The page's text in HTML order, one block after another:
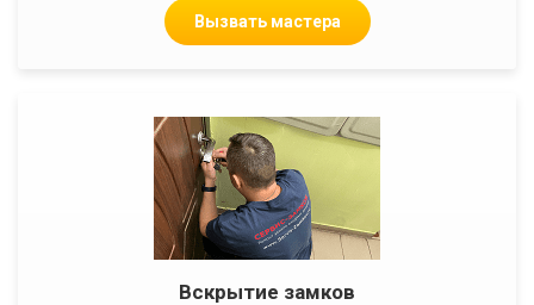
Вызвать мастера
Вскрытие замков